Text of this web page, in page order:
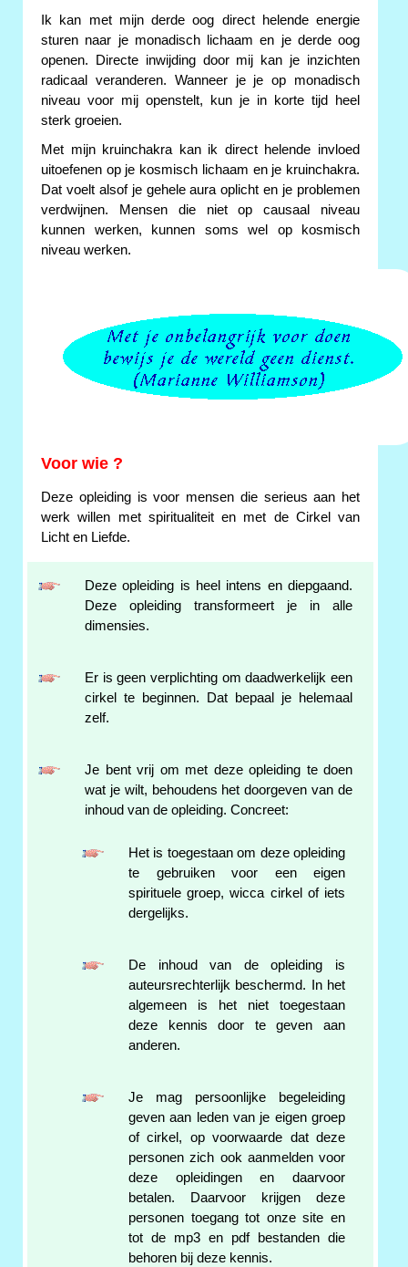
Ik kan met mijn derde oog direct helende energie
sturen naar je monadisch lichaam en je derde oog
openen. Directe inwijding door mij kan je inzichten
radicaal veranderen. Wanneer je je op monadisch
niveau voor mij openstelt, kun je in korte tijd heel
sterk groeien.
Met mijn kruinchakra kan ik direct helende invloed
uitoefenen op je kosmisch lichaam en je kruinchakra.
Dat voelt alsof je gehele aura oplicht en je problemen
verdwijnen. Mensen die niet op causaal niveau
kunnen werken, kunnen soms wel op kosmisch
niveau werken.
Voor wie ?
Deze opleiding is voor mensen die serieus aan het
werk willen met spiritualiteit en met de Cirkel van
Licht en Liefde.
Deze opleiding is heel intens en diepgaand.
Deze opleiding transformeert je in alle
dimensies.
Er is geen verplichting om daadwerkelijk een
cirkel te beginnen. Dat bepaal je helemaal
zelf.
Je bent vrij om met deze opleiding te doen
wat je wilt, behoudens het doorgeven van de
inhoud van de opleiding. Concreet:
Het is toegestaan om deze opleiding
te gebruiken voor een eigen
spirituele groep, wicca cirkel of iets
dergelijks.
De inhoud van de opleiding is
auteursrechterlijk beschermd. In het
algemeen is het niet toegestaan
deze kennis door te geven aan
anderen.
Je mag persoonlijke begeleiding
geven aan leden van je eigen groep
of cirkel, op voorwaarde dat deze
personen zich ook aanmelden voor
deze opleidingen en daarvoor
betalen. Daarvoor krijgen deze
personen toegang tot onze site en
tot de mp3 en pdf bestanden die
behoren bij deze kennis.